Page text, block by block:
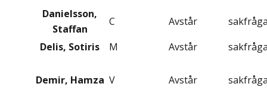
Danielsson,
Staffan
C Avstår
Delis, Sotiris
M Avstår
Demir, Hamza V Avstår